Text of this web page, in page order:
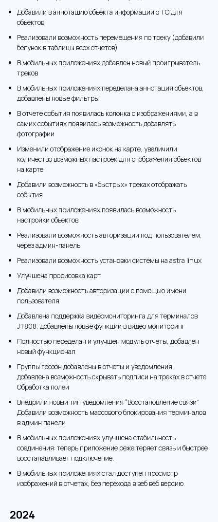
Добавили в аннотацию объекта информации о ТО для
объектов
Реализовали возможность перемещения по треку (добавили
бегунок в таблицы всех отчетов)
В мобильных приложениях добавлен новый проигрыватель
треков
В мобильных приложениях переделана аннотация объектов,
добавлены новые фильтры
В отчете события появилась колонка с изображениями, а в
самих событиях появилась возможность добавлять
фотографии
Изменили отображение иконок на карте, увеличили
количество возможных настроек для отображения объектов
на карте
Добавили возможность в «быстрых» треках отображать
события
В мобильных приложениях появилась возможность
настройки объектов
Реализовали возможность авторизации под пользователем,
через админ-панель
Реализовали возможность установки системы на astra linux
Улучшена прорисовка карт
Добавили возможность авторизации с помощью имени
пользователя
Добавлена поддержка видеомониторинга для терминалов
JT808, добавлены новые функции в видео мониторинг
Полностью переделан и улучшен модуль отчеты, добавлен
новый функционал
Группы геозон добавлены в отчеты и уведомления
добавлена возможность скрывать подписи на треках в отчете
Обработка полей
Внедрили новый тип уведомления “Восстановление связи”
Добавили возможность массового блокирования терминалов
в админ панели
В мобильных приложениях улучшена стабильность
соединения: теперь приложение реже теряет связь и быстрее
восстанавливает подключение.
В мобильных приложениях стал доступен просмотр
изображений в отчетах, без перехода в веб веб версию.
2024